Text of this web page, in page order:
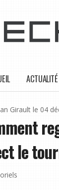
ACTUALITÉ
Girault le 04
le